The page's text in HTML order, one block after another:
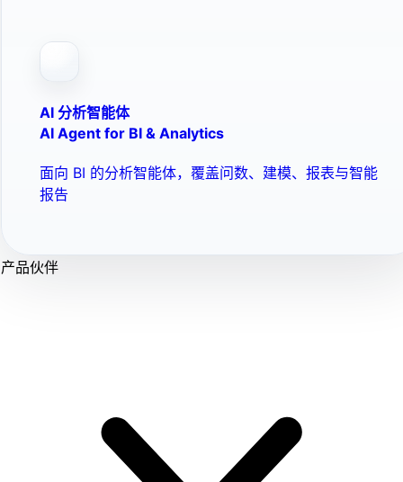
AI 分析智能体
AI Agent for BI & Analytics
面向 BI 的分析智能体，覆盖问数、建模、报表与智能
报告
产品伙伴